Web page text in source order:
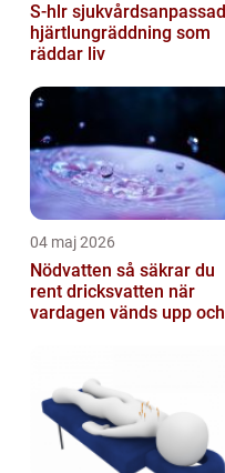
S-hlr sjukvårdsanpassad
hjärtlungräddning som
räddar liv
04 maj 2026
Nödvatten så säkrar du
rent dricksvatten när
vardagen vänds upp och